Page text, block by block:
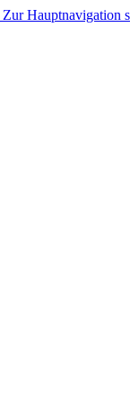
Zur Hauptnavigation